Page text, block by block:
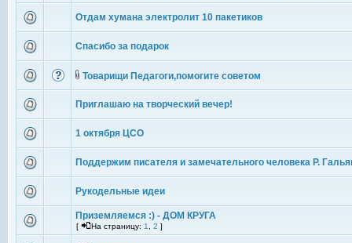
Отдам хумана электролит 10 пакетиков
Спасибо за подарок
Товарищи Педагоги,помогите советом
Приглашаю на творческий вечер!
1 октября ЦСО
Поддержим писателя и замечательного человека Р.
Рукодельные идеи
Приземляемся :) - ДОМ КРУГА
[ На страницу: 1 2 ]